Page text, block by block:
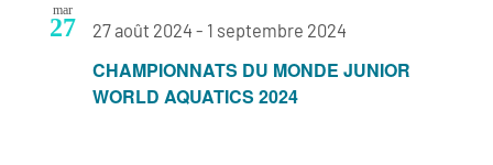
mar
27
CHAMPIONNATS DU MONDE JUNIOR
WORLD AQUATICS 2024
27 août 2024 - 1 septembre 2024